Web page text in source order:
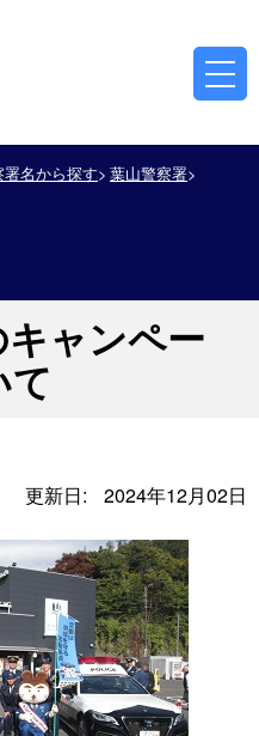
署名から探す 葉山警察署
キャンペー
て
更新日: 2024年12月02日